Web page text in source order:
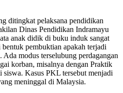
ditingkat pelaksana pendidikan
Dinas Pendidikan Indramayu
anak didik di buku induk sangat
pembuktian apakah terjadi
Ada modus terselubung perdagangan
korban, misalnya dengan Praktik
Kasus PKL tersebut menjadi
meninggal di Malaysia.